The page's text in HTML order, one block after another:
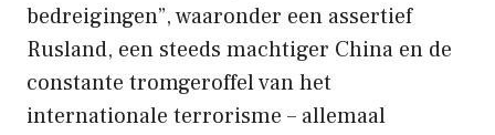
bedreigingen”, waaronder een assertief
Rusland, een steeds machtiger China en de
constante tromgeroffel van het
internationale terrorisme – allemaal